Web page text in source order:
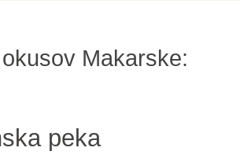
Makarske:
peka